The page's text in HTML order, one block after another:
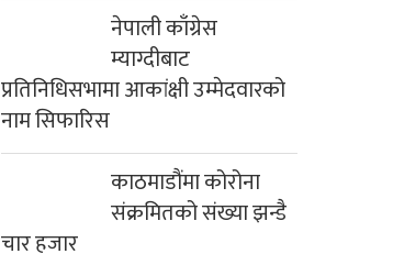
नेपाली काँग्रेस
म्याग्दीबाट
प्रतिनिधिसभामा आकांक्षी उम्मेदवारको
नाम सिफारिस
काठमाडौंमा कोरोना
संक्रमितको संख्या झन्डै
चार हजार